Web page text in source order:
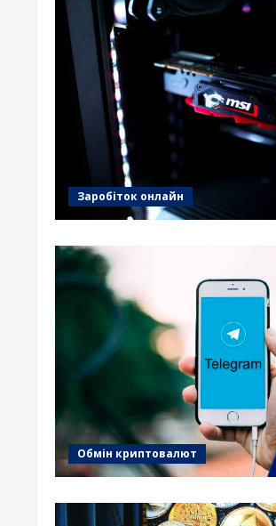
Заробіток онлайн
Обмін криптовалют